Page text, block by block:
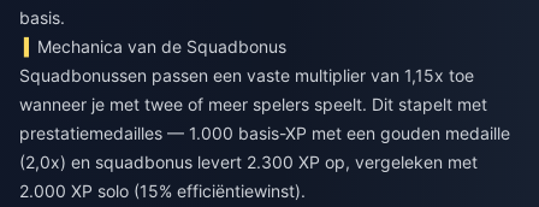
basis.
Mechanica van de Squadbonus
Squadbonussen passen een vaste multiplier van 1,15x toe
wanneer je met twee of meer spelers speelt. Dit stapelt met
prestatiemedailles — 1.000 basis-XP met een gouden medaille
(2,0x) en squadbonus levert 2.300 XP op, vergeleken met
2.000 XP solo (15% efficiëntiewinst).